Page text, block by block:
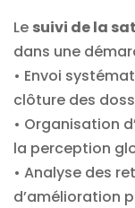
Le suivi de la
dans une
• Envoi
clôture des
• Organisation
la perception
• Analyse des
d’amélioration